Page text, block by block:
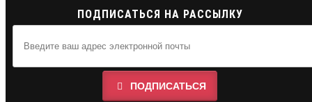
ПОДПИСАТЬСЯ НА РАССЫЛКУ
ПОДПИСАТЬСЯ